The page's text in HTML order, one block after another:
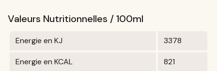
Valeurs Nutritionnelles / 100ml
Energie en KJ 3378
Energie en KCAL 821